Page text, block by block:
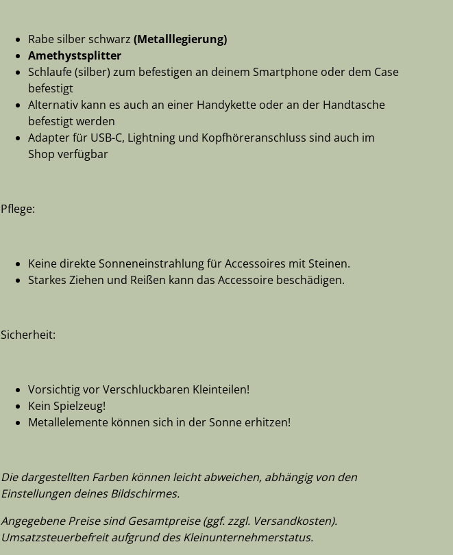
Rabe silber schwarz (Metalllegierung)
Amethystsplitter
Schlaufe (silber) zum befestigen an deinem Smartphone oder dem Case
befestigt
Alternativ kann es auch an einer Handykette oder an der Handtasche
befestigt werden
Adapter für USB-C, Lightning und Kopfhöreranschluss sind auch im
Shop verfügbar
Pflege:
Keine direkte Sonneneinstrahlung für Accessoires mit Steinen.
Starkes Ziehen und Reißen kann das Accessoire beschädigen.
Sicherheit:
Vorsichtig vor Verschluckbaren Kleinteilen!
Kein Spielzeug!
Metallelemente können sich in der Sonne erhitzen!
Die dargestellten Farben können leicht abweichen, abhängig von den
Einstellungen deines Bildschirmes.
Angegebene Preise sind Gesamtpreise (ggf. zzgl. Versandkosten).
Umsatzsteuerbefreit aufgrund des Kleinunternehmerstatus.